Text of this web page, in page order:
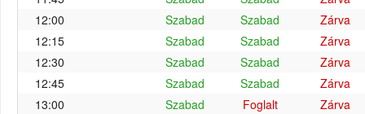
12:00
Szabad Szabad
Zárva
12:15
Szabad Szabad
Zárva
12:30
Szabad Szabad
Zárva
12:45
Szabad Szabad
Zárva
13:00
Szabad Foglalt
Zárva